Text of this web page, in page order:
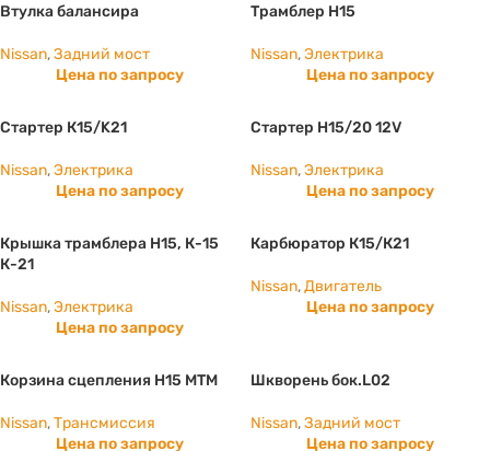
Втулка балансира
Nissan,Задний мост
Цена по запросу
Трамблер Н15
Nissan,Электрика
Цена по запросу
Стартер К15/K21
Nissan,Электрика
Цена по запросу
Стартер Н15/20 12V
Nissan,Электрика
Цена по запросу
Крышка трамблера Н15, К-15
К-21
Nissan,Электрика
Цена по запросу
Карбюратор К15/К21
Nissan,Двигатель
Цена по запросу
Корзина сцепления H15 МТМ
Nissan,Трансмиссия
Цена по запросу
Шкворень бок.L02
Nissan,Задний мост
Цена по запросу